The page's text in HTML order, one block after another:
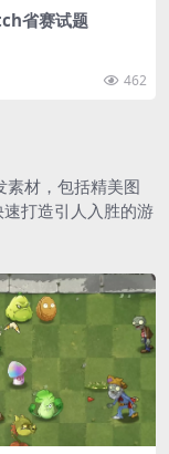
省赛试题
462
素材，包括精美图
打造引人入胜的游